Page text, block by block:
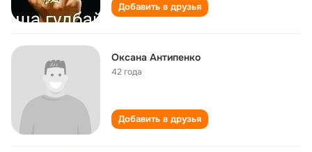
Добавить в друзья
Оксана Антипенко
42 года
Добавить в друзья